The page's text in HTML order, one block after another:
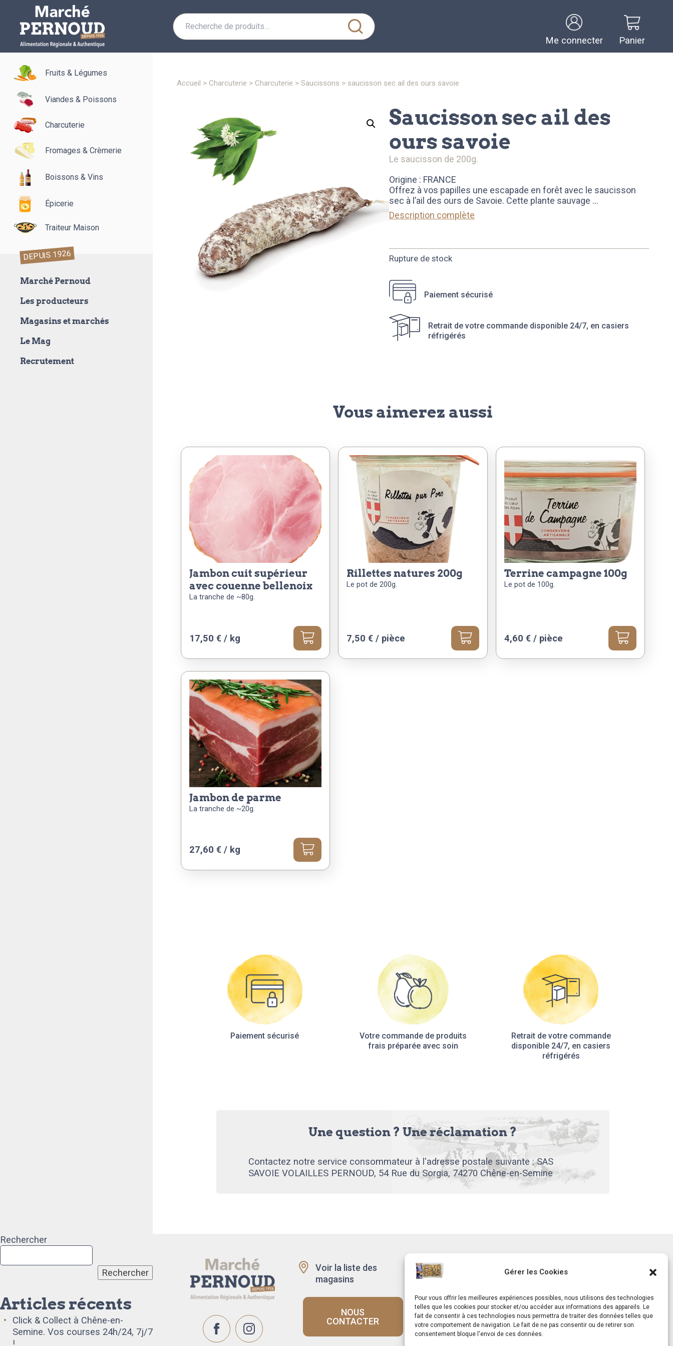
Gérer les Cookies
Pour vous offrir les meilleures expériences possibles, nous utilisons des technologies
telles que les cookies pour stocker et/ou accéder aux informations des appareils. Le
fait de consentir à ces technologies nous permettra de traiter des données telles que
votre comportement de navigation. Le fait de ne pas consentir ou de retirer son
consentement bloque l'envoi de ces données.
Me connecter Panier
Recherche
pour :
Fruits & Légumes
Viandes & Poissons
Charcuterie
Fromages & Crèmerie
Boissons & Vins
Épicerie
Traiteur Maison
DEPUIS 1926
Marché Pernoud
Les producteurs
Magasins et marchés
Le Mag
Recrutement
accueil > charcuterie > charcuterie > saucissons > saucisson sec ail des ours savoie
saucisson sec ail des
ours savoie
le saucisson de 200g.
Origine : FRANCE
Offrez à vos papilles une escapade en forêt avec le saucisson
sec à l’ail des ours de Savoie. Cette plante sauvage ...
Description complète
Rupture de stock
Paiement sécurisé
Retrait de votre commande disponible 24/7, en casiers
réfrigérés
Vous aimerez aussi
jambon cuit supérieur
avec couenne bellenoix
La tranche de ~80g.
17,50 € / kg
rillettes natures 200g
Le pot de 200g.
7,50€ / pièce
terrine campagne 100g
Le pot de 100g.
4,60 €/ pièce
jambon de parme
La tranche de ~20g.
27,60 € / kg
Paiement sécurisé
Votre commande de produits
frais préparée avec soin
Retrait de votre commande
disponible 24/7, en casiers
réfrigérés
Une question ? Une réclamation ?
Contactez notre service consommateur à l'adresse postale suivante : SAS
SAVOIE VOLAILLES PERNOUD, 54 Rue du Sorgia, 74270 Chêne-en-Semine
Rechercher
Rechercher
Articles récents
Click & Collect à Chêne-en-
Semine. Vos courses 24h/24, 7j/7
!
Voir la liste des
magasins
NOUS
CONTACTER
Recrutement
produits
Notre histoire